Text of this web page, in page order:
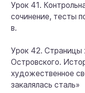
Урок 41.
сочинение, тесты
в.
Урок 42. Страницы
Островского.
художественное
закалялась сталь»